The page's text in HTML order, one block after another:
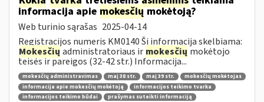
informacija apie mokesčiųmokėtoją?
Web turinio sąrašas 2025-04-14
Registracijos numeris KM0140 Ši informacija skelbiama:
Mokesčių administratoriaus ir mokesčių mokėtojo
teisės ir pareigos (32-42 str.) Informacija...
mokesčių administravimas maį 38 str. maį 39 str.
mokesčių mokėtojas
informacija apie mokesčių mokėtoją
informacijos teikimo tvarka
informacijos teikimo būdai
prašymas suteikti informaciją